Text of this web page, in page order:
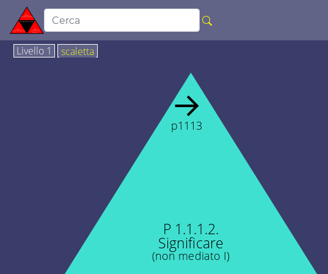
Livello 1 scaletta
P 1.1.1.2.
Significare
(non mediato I)
→
p1113